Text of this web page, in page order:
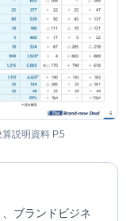
説明資料 P.5
ブランドビジネ